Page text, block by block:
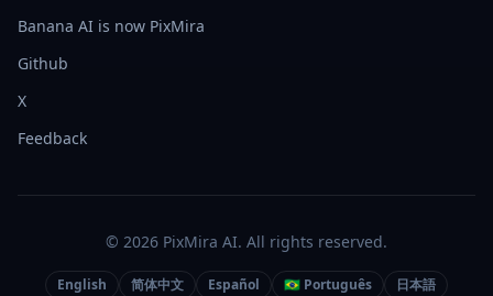
Banana AI is now PixMira
Github
X
Feedback
© 2026 PixMira AI. All rights reserved.
English 简体中文 Español 🇧🇷 Português 日本語